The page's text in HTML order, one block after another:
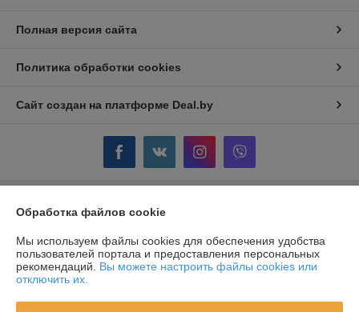
Полная версия сайта
Политика обработки cookies
Сайт создан на платформе Deal.by
Информация для покупателя
Юридическое лицо:ОДО "ГЛОРИЯ-КЛЮЧ" г. Жодино
Республика Беларусь, г. Жодино, ул. Кузнечная, 16.
Регистрационный номер ЕГР: 600238509
УНП: 600238509
Обработка файлов cookie
Мы используем файлы cookies для обеспечения удобства
пользователей портала и предоставления персональных
рекомендаций. Вы можете настроить файлы cookies или
отключить их.